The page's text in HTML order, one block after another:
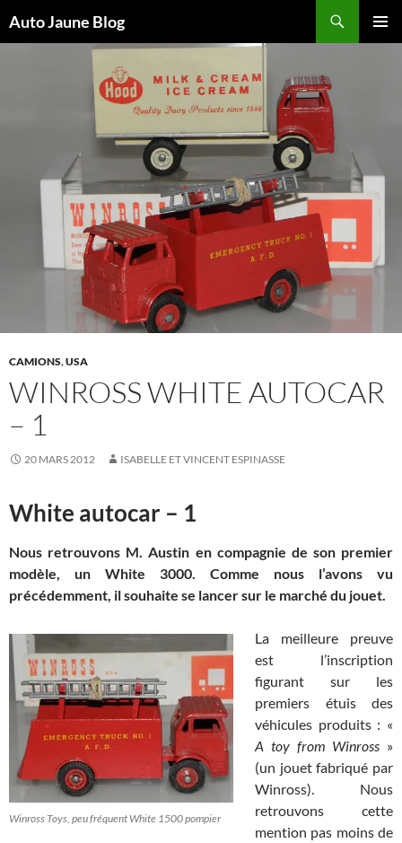
Auto Jaune Blog
CAMIONS,USA
WINROSS WHITE AUTOCAR
– 1
20 MARS 2012 ISABELLE ET VINCENT ESPINASSE
White autocar – 1
Nous retrouvons M. Austin en compagnie de son premier
modèle, un White 3000. Comme nous l’avons vu
précédemment, il souhaite se lancer sur le marché du jouet.
Winross Toys, peu fréquent White 1500 pompier
La meilleure preuve
est l’inscription
figurant sur les
premiers étuis des
véhicules produits : «
A toy from Winross »
(un jouet fabriqué par
Winross). Nous
retrouvons cette
mention pas moins de